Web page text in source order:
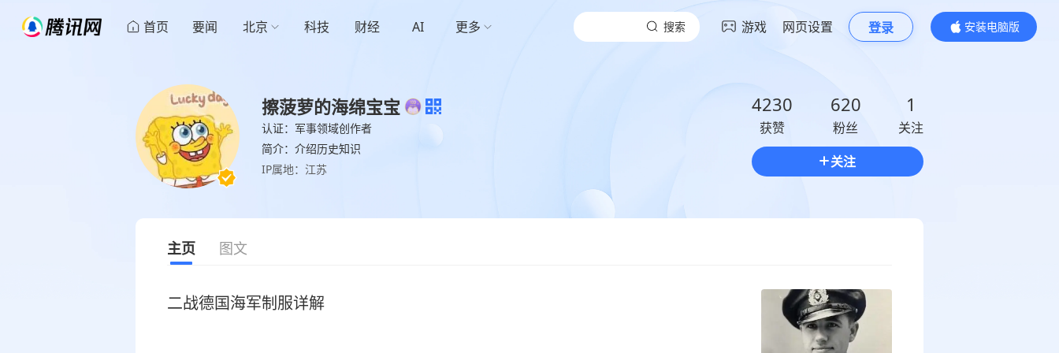
首页 要闻 北京 科技 财经 AI 更多 搜索 游戏 网页设置 登录
安装电脑版
内容更精彩
擦菠萝的海绵宝宝
认证：军事领域创作者
简介：介绍历史知识
IP属地：江苏
4230
获赞
620
粉丝
1
关注
关注
主页 图文
二战德国海军制服详解